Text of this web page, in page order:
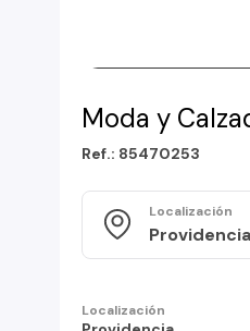
Moda y
Ref.: 85470253
Localización
Providencia
Localización